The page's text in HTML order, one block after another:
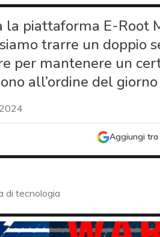
piattaforma E-Root
trarre un doppio
per mantenere un
all’ordine del giorno
Aggiungi tra
di tecnologia